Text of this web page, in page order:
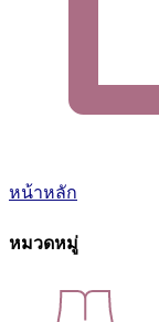
หน้าหลัก
หมวดหมู่